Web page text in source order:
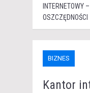
INTERNETOWY
OSZCZĘDNOŚCI
BIZNES
Kantor